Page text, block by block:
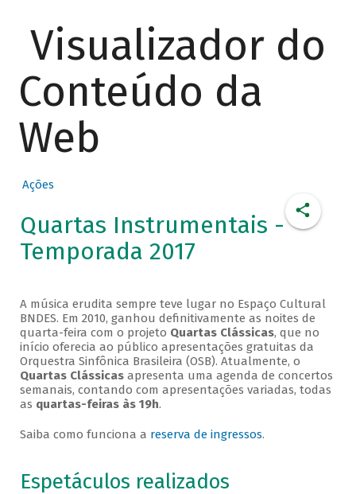
Visualizador do
Conteúdo da
Web
Ações
Quartas Instrumentais -
Temporada 2017
A música erudita sempre teve lugar no Espaço Cultural
BNDES. Em 2010, ganhou definitivamente as noites de
quarta-feira com o projeto Quartas Clássicas, que no
início oferecia ao público apresentações gratuitas da
Orquestra Sinfônica Brasileira (OSB). Atualmente, o
Quartas Clássicasapresenta uma agenda de concertos
semanais, contando com apresentações variadas, todas
as quartas-feiras às 19h.
Saiba como funciona a reserva de ingressos.
Espetáculos realizados